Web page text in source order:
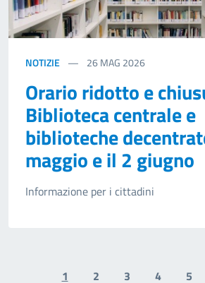
NOTIZIE 26MAG 2026
Orario ridotto e
Biblioteca centrale e
biblioteche
maggio e il 2 giugno
Informazione per i cittadini
1 2 3 4 5